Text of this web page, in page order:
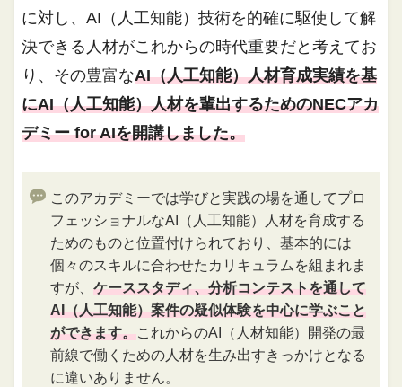
に対し、AI（人工知能）技術を的確に駆使して解
決できる人材がこれからの時代重要だと考えてお
り、その豊富なAI（人工知能）人材育成実績を基
にAI（人工知能）人材を輩出するためのNECアカ
デミー for AIを開講しました。
このアカデミーでは学びと実践の場を通してプロ
フェッショナルなAI（人工知能）人材を育成する
ためのものと位置付けられており、基本的には
個々のスキルに合わせたカリキュラムを組まれま
すが、ケーススタディ、分析コンテストを通して
AI（人工知能）案件の疑似体験を中心に学ぶこと
ができます。これからのAI（人材知能）開発の最
前線で働くための人材を生み出すきっかけとなる
に違いありません。